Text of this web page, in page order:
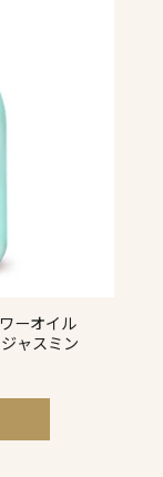
ーオイル
ャスミン